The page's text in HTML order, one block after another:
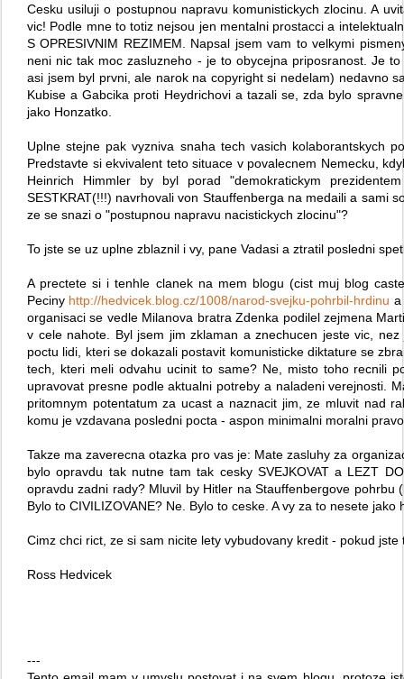
Cesku usiluji o postupnou napravu komunistickych zlocinu. A
vic! Podle mne to totiz nejsou jen mentalni prostacci a
S OPRESIVNIM REZIMEM. Napsal jsem vam to velkymi
neni nic tak moc zasluzneho - je to obycejna priposranost. Je
asi jsem byl prvni, ale narok na copyright si nedelam) nedavno
Kubise a Gabcika proti Heydrichovi a tazali se, zda bylo
jako Honzatko.
Uplne stejne pak vyzniva snaha tech vasich kolaborantskych
Predstavte si ekvivalent teto situace v povalecnem Nemecku,
Heinrich Himmler by byl porad "demokratickym
SESTKRAT(!!!) navrhovali von Stauffenberga na medaili a sami
ze se snazi o "postupnou napravu nacistickych zlocinu"?
To jste se uz uplne zblaznil i vy, pane Vadasi a ztratil posledni
A prectete si i tenhle clanek na mem blogu (cist muj blog
Peciny http://hedvicek.blog.cz/1008/narod-svejku-pohrbil-hrdinu a
organisaci se vedle Milanova bratra Zdenka podilel zejmena
v cele nahote. Byl jsem jim zklaman a znechucen jeste vic,
poctu lidi, kteri se dokazali postavit komunisticke diktature se
tech, kteri meli odvahu ucinit to same? Ne, misto toho recnili
upravovat presne podle aktualni potreby a naladeni verejnosti.
pritomnym potentatum za ucast a naznacit jim, ze mluvit nad
komu je vzdavana posledni pocta - aspon minimalni moralni
Takze ma zaverecna otazka pro vas je: Mate zasluhy za
bylo opravdu tak nutne tam tak cesky SVEJKOVAT a LEZT
opravdu zadni rady? Mluvil by Hitler na Stauffenbergove pohrbu
Bylo to CIVILIZOVANE? Ne. Bylo to ceske. A vy za to nesete
Cimz chci rict, ze si sam nicite lety vybudovany kredit - pokud
Ross Hedvicek
---